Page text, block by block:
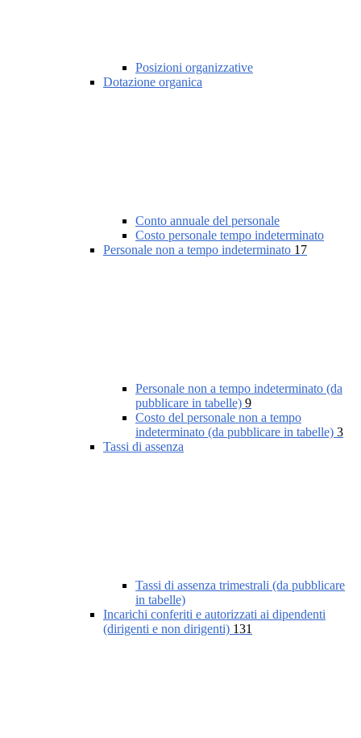
Posizioni organizzative
Dotazione organica
Conto annuale del personale
Costo personale tempo indeterminato
Personale non a tempo indeterminato 17
Personale non a tempo indeterminato (da
pubblicare in tabelle) 9
Costo del personale non a tempo
indeterminato (da pubblicare in tabelle) 3
Tassi di assenza
Tassi di assenza trimestrali (da pubblicare
in tabelle)
Incarichi conferiti e autorizzati ai dipendenti
(dirigenti e non dirigenti) 131